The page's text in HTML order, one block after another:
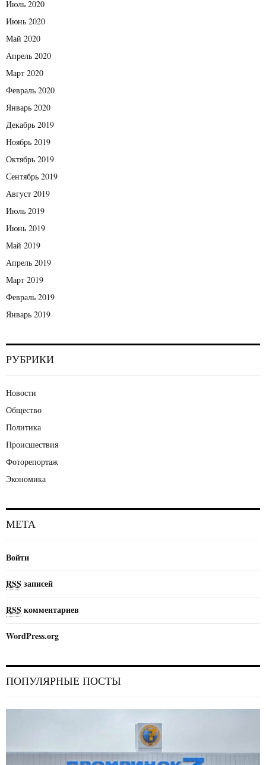
Июль 2020
Июнь 2020
Май 2020
Апрель 2020
Март 2020
Февраль 2020
Январь 2020
Декабрь 2019
Ноябрь 2019
Октябрь 2019
Сентябрь 2019
Август 2019
Июль 2019
Июнь 2019
Май 2019
Апрель 2019
Март 2019
Февраль 2019
Январь 2019
РУБРИКИ
Новости
Общество
Политика
Происшествия
Фоторепортаж
Экономика
МЕТА
Войти
RSS записей
RSS комментариев
WordPress.org
ПОПУЛЯРНЫЕ ПОСТЫ